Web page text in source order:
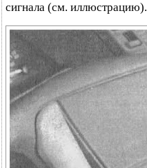
сигнала (см. иллюстрацию).